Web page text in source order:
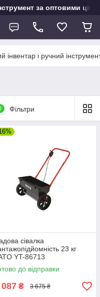
за оптовими
інвентар і ручний
Фільтри
сівалка
23 кг
YT-86713
до відправки
₴ 3 675 ₴